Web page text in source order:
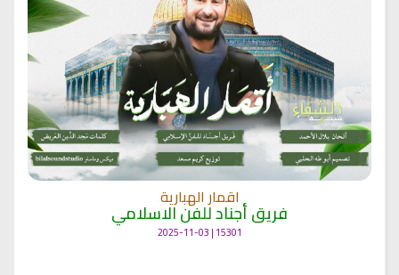
انشودة مشاعل الشمال
فريق أجناد للفن الاسلامي
21755 | 2025-05-04